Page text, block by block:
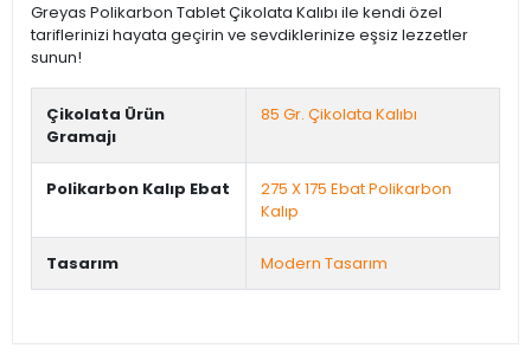
Greyas Polikarbon Tablet Çikolata Kalıbı ile kendi özel
tariflerinizi hayata geçirin ve sevdiklerinize eşsiz lezzetler
sunun!
Çikolata Ürün
Gramajı
85 Gr. Çikolata Kalıbı
Polikarbon Kalıp Ebat
275 X 175 Ebat Polikarbon
Kalıp
Tasarım Modern Tasarım